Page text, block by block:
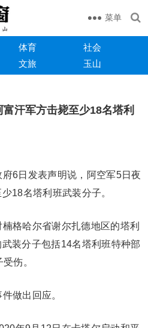
菜单
体育
社会
文旅 玉山
汗军方击毙至少18名塔利
6日发表声明说，阿空军5日夜
18名塔利班武装分子。
格哈尔省谢尔扎德地区的塔利
装分子包括14名塔利班特种部
伤。
做出回应。